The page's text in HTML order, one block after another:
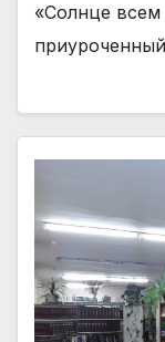
«Солнце всем